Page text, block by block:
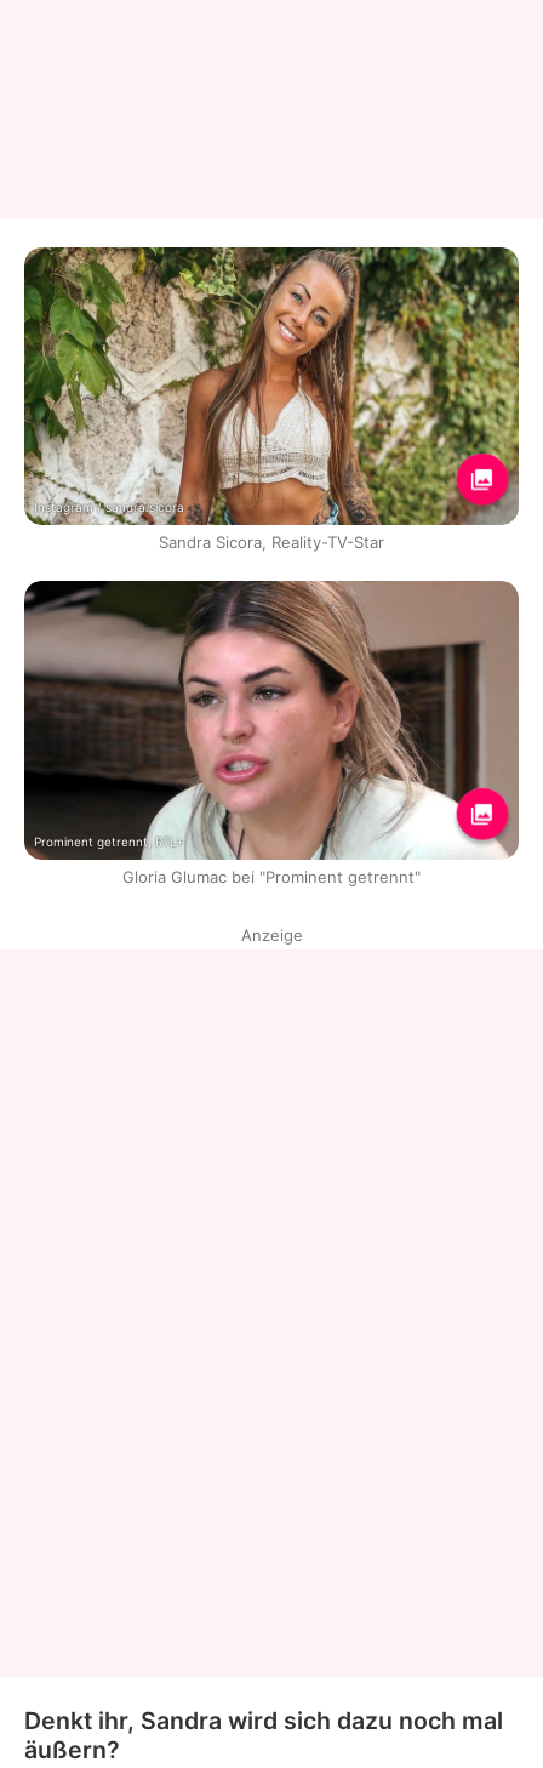
Instagram / sandra.sicora
Sandra Sicora, Reality-TV-Star
Prominent getrennt, RTL+
Gloria Glumac bei "Prominent getrennt"
Anzeige
Denkt ihr, Sandra wird sich dazu noch mal
äußern?